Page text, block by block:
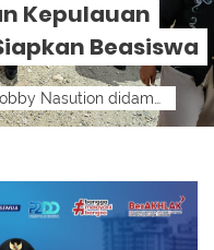
Kepulauan
Beasiswa